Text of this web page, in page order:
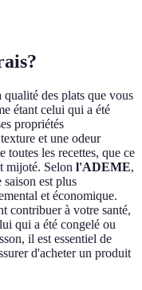
des plats que vous
étant celui qui a été
propriétés
et une odeur
toutes les recettes, que ce
mijoté. Selon l'ADEME,
est plus
et économique.
contribuer à votre santé,
qui a été congelé ou
il est essentiel de
d'acheter un produit